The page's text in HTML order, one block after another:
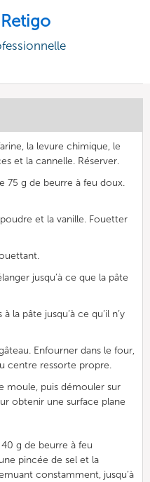
la levure chimique, le
et la cannelle. Réserver.
75 g de beurre à feu doux.
et la vanille. Fouetter
jusqu’à ce que la pâte
la pâte jusqu’à ce qu’il n’y
Enfourner dans le four,
centre ressorte propre.
moule, puis démouler sur
obtenir une surface plane
g de beurre à feu
pincée de sel et la
constamment, jusqu’à